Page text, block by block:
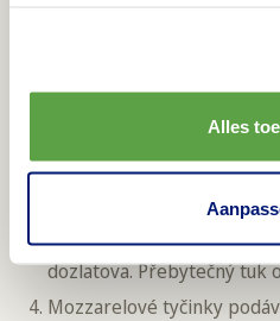
Alles
nakrájenou cibuli, papriku
oloupaná rajčata a 15
přidejte předem
kapary, cukr, vinný ocet,
dozlatova. Přebytečný tuk
Mozzarelové tyčinky